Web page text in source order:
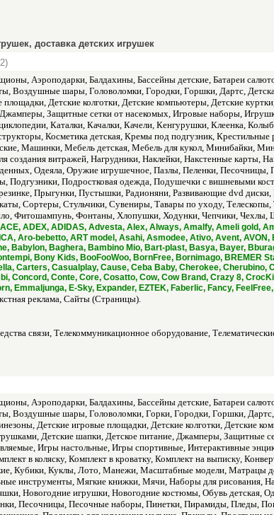
доставка детских игрушек
Аэроподарки, Балдахины, Бассейны детские, Батареи
Воздушные шары, Головоломки, Городки, Горшки, Дартс,
Детские колготки, Детские компьютеры, Детские
Защитные сетки от насекомых, Игровые наборы,
Каталки, Качалки, Качели, Кенгурушки, Клеенка,
Косметика детская, Кремы под подгузник,
Машинки, Мебель детская, Мебель для кукол, Минибайки,
витражей, Нагрудники, Наклейки, Накстенные карты,
Одеяла, Оружие игрушечное, Пазлы, Пеленки,
Подростковая одежда, Подушечки с вишневыми
Прыгунки, Пустышки, Радионяни, Развивающие dvd
Сортеры, Стульчики, Сувениры, Тавары по уходу,
Фитошампунь, Фонтаны, Хлопушки, Ходунки, Чепчики,
ADEX, ADIDAS, Advesta, Alex, Always, Amalfy, Ameli gold,
Aro-bebetto, ART model, Asahi, Asmodee, Ativo, Avent,
Babylon, Baghera, Bambino Mio, Bart-plast, Basya, Bayer,
Bony Kids, BooFooWoo, BornFree, Bornimago, BREMER
Carters, Casualplay, Cause, Ceba Baby, Cherokee, Cherubino,
Concord, Conte, Core, Cosatto, Cow, Cow Brand, Crazy 8,
Emmaljunga, E-Sky, Expander, EZTEK, Faberlic, Fancy,
реклама, Сайты (Страницы).
связи, Телекоммуникационное оборудование,
Аэроподарки, Балдахины, Бассейны детские, Батареи
Воздушные шары, Головоломки, Горки, Городки, Горшки, Дартс,
Детские игровые площадки, Детские колготки, Детские
Детские шапки, Детское питание, Джамперы, Защитные
Игры настольные, Игры спортивные, Интерактивные
в коляску, Комплект в кроватку, Комплект на выписку,
Кубики, Куклы, Лото, Манежи, Масштабные модели, Матрацы
инструменты, Мягкие книжки, Мячи, Наборы для рисования,
Новогодние игрушки, Новогодние костюмы, Обувь детская,
Песочницы, Песочные наборы, Пинетки, Пирамиды, Пледы,